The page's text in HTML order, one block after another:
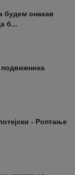
будем онакав
б...
подвижника
- Роптање